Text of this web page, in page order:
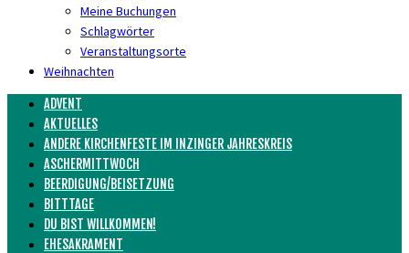
Meine Buchungen
Schlagwörter
Veranstaltungsorte
Weihnachten
ADVENT
AKTUELLES
ANDERE KIRCHENFESTE IM INZINGER JAHRESKREIS
ASCHERMITTWOCH
BEERDIGUNG/BEISETZUNG
BITTTAGE
DU BIST WILLKOMMEN!
EHESAKRAMENT